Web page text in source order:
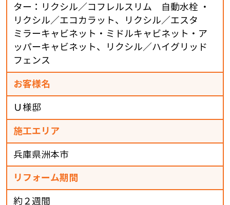
ター：リクシル／コフレルスリム 自動水栓 ・
リクシル／エコカラット、リクシル／エスタ
ミラーキャビネット・ミドルキャビネット・ア
ッパーキャビネット、リクシル／ハイグリッド
フェンス
お客様名
Ｕ様邸
施工エリア
兵庫県洲本市
リフォーム期間
約２週間